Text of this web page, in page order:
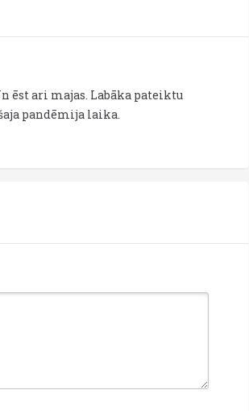
ēst ari majas. Labāka pateiktu
pandēmija laika.